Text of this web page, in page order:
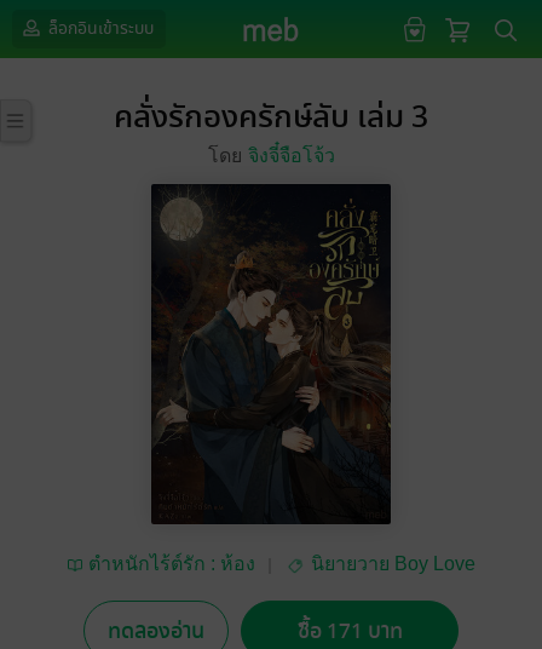
ล็อกอินเข้าระบบ
คลั่งรักองครักษ์ลับ เล่ม 3
โดย จิงจี๋จือโจ้ว
ตำหนักไร้ต์รัก : ห้อง
นิยายวาย Boy Love
ทดลองอ่าน ซื้อ 171 บาท